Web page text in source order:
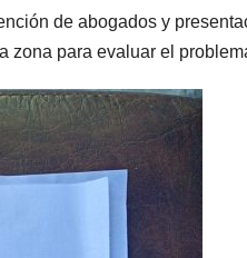
de abogados y
zona para evaluar el